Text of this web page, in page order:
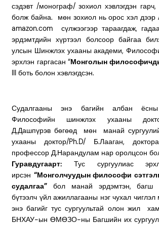
сэдэвт /монограф/ зохиол хэвлэгдэн гарч,
болж байна. мөн зохиол нь орос хэл дээр
amazon.com сүлжээгээр тараагдаж,
эрдэмтдийн хүртээл болсоор байгаа
улсын Шинжлэх ухааны академи,
эрхлэн гаргасан “Монголын
III боть болон хэвлэгдсэн.
Судалгааны энэ багийн албан
Философийн шинжлэх ухааны
Д.Дашпүрэв бөгөөд мөн манай
ухааны доктор/Ph.D/ Б.Лааган,
профессор Д.Нарандулам нар оролцсон
Гуравдугаарт: Тус сургуулиас
ирсэн “Монголчуудын философи
судалгаа” бол манай эрдэмтэн, багш
бүтээлч үйл ажиллагааны нэг чухал
энэ багийг тус сургуультай олон жил
БНХАУ-ын ӨМӨЗО-ны Багшийн их